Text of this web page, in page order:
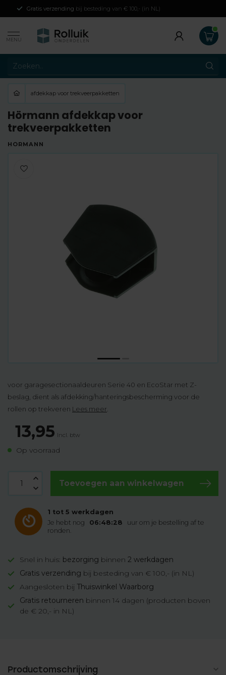
Gratis verzending bij besteding van € 100,- (in NL)
MENU
afdekkap voor trekveerpakketten
Hörmann afdekkap voor
trekveerpakketten
HÖRMANN
voor garagesectionaaldeuren Serie 40 en EcoStar met Z-
beslag, dient als afdekking/hanteringsbescherming voor de
rollen op trekveren Lees meer
13,95 Incl. btw
Op voorraad
Toevoegen aan winkelwagen
1 tot 5 werkdagen
Je hebt nog
06:48:28
uur om je bestelling af te
ronden.
Snel in huis: bezorging binnen 2 werkdagen
Gratis verzending bij besteding van € 100,- (in NL)
Aangesloten bij Thuiswinkel Waarborg
Gratis retourneren binnen 14 dagen (producten boven
de € 20,- in NL)
Productomschrijving